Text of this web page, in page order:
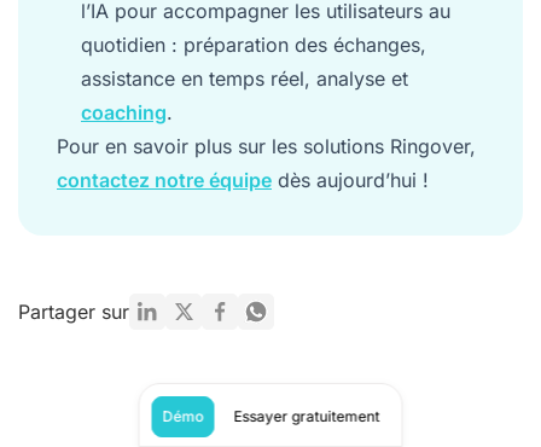
l’IA pour accompagner les utilisateurs au
quotidien : préparation des échanges,
assistance en temps réel, analyse et
coaching.
Pour en savoir plus sur les solutions Ringover,
contactez notre équipe dès aujourd’hui !
Partager sur
Démo Essayer gratuitement